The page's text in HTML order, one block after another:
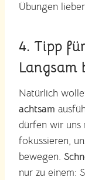
Übungen
4. Tipp
Langsam
Natürlich
achtsam
dürfen wir uns
fokussieren,
bewegen.
nur zu einem: